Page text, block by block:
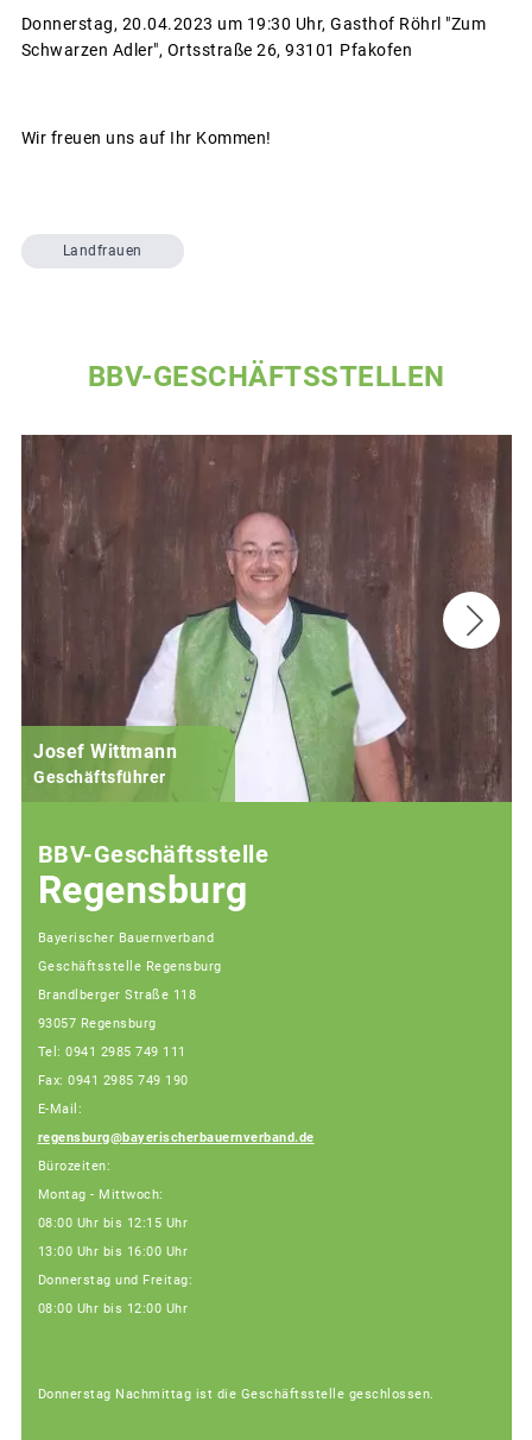
Donnerstag, 20.04.2023 um 19:30 Uhr, Gasthof Röhrl "Zum
Schwarzen Adler", Ortsstraße 26, 93101 Pfakofen
Wir freuen uns auf Ihr Kommen!
Landfrauen
BBV-GESCHÄFTSSTELLEN
Josef Wittmann
Geschäftsführer
BBV-Geschäftsstelle
Regensburg
Bayerischer Bauernverband
Geschäftsstelle Regensburg
Brandlberger Straße 118
93057 Regensburg
Tel: 0941 2985 749 111
Fax: 0941 2985 749 190
E-Mail:
regensburg@bayerischerbauernverband.de
Bürozeiten:
Montag - Mittwoch:
08:00 Uhr bis 12:15 Uhr
13:00 Uhr bis 16:00 Uhr
Donnerstag und Freitag:
08:00 Uhr bis 12:00 Uhr
Donnerstag Nachmittag ist die Geschäftsstelle geschlossen.